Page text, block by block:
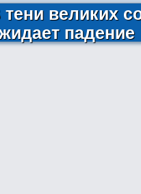
великих
падение